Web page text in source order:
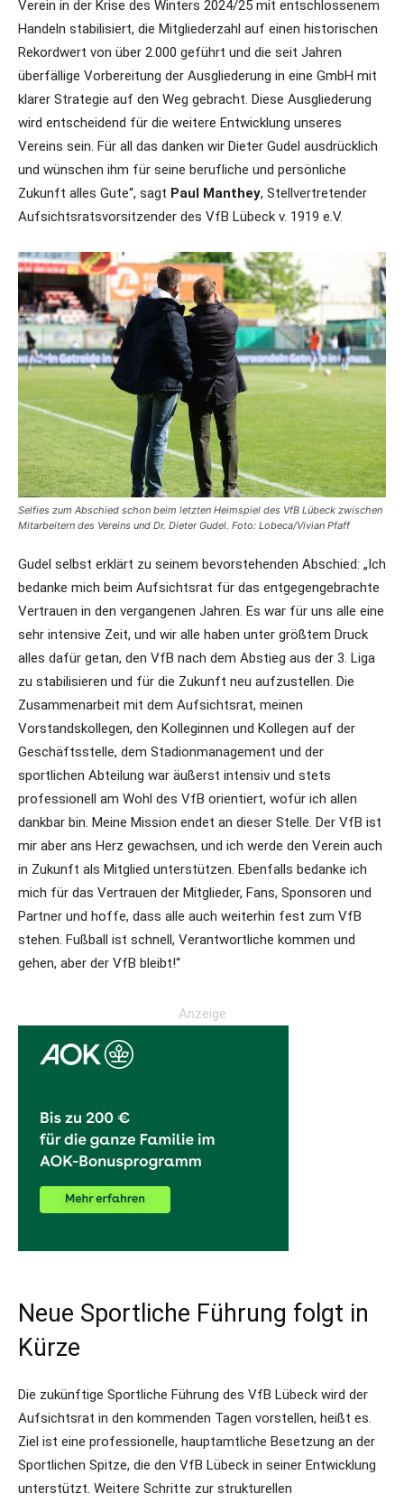
Verein in der Krise des Winters 2024/25 mit entschlossenem
Handeln stabilisiert, die Mitgliederzahl auf einen historischen
Rekordwert von über 2.000 geführt und die seit Jahren
überfällige Vorbereitung der Ausgliederung in eine GmbH mit
klarer Strategie auf den Weg gebracht. Diese Ausgliederung
wird entscheidend für die weitere Entwicklung unseres
Vereins sein. Für all das danken wir Dieter Gudel ausdrücklich
und wünschen ihm für seine berufliche und persönliche
Zukunft alles Gute“, sagt Paul Manthey, Stellvertretender
Aufsichtsratsvorsitzender des VfB Lübeck v. 1919 e.V.
Selfies zum Abschied schon beim letzten Heimspiel des VfB Lübeck zwischen
Mitarbeitern des Vereins und Dr. Dieter Gudel. Foto: Lobeca/Vivian Pfaff
Gudel selbst erklärt zu seinem bevorstehenden Abschied: „Ich
bedanke mich beim Aufsichtsrat für das entgegengebrachte
Vertrauen in den vergangenen Jahren. Es war für uns alle eine
sehr intensive Zeit, und wir alle haben unter größtem Druck
alles dafür getan, den VfB nach dem Abstieg aus der 3. Liga
zu stabilisieren und für die Zukunft neu aufzustellen. Die
Zusammenarbeit mit dem Aufsichtsrat, meinen
Vorstandskollegen, den Kolleginnen und Kollegen auf der
Geschäftsstelle, dem Stadionmanagement und der
sportlichen Abteilung war äußerst intensiv und stets
professionell am Wohl des VfB orientiert, wofür ich allen
dankbar bin. Meine Mission endet an dieser Stelle. Der VfB ist
mir aber ans Herz gewachsen, und ich werde den Verein auch
in Zukunft als Mitglied unterstützen. Ebenfalls bedanke ich
mich für das Vertrauen der Mitglieder, Fans, Sponsoren und
Partner und hoffe, dass alle auch weiterhin fest zum VfB
stehen. Fußball ist schnell, Verantwortliche kommen und
gehen, aber der VfB bleibt!“
Anzeige
Neue Sportliche Führung folgt in
Kürze
Die zukünftige Sportliche Führung des VfB Lübeck wird der
Aufsichtsrat in den kommenden Tagen vorstellen, heißt es.
Ziel ist eine professionelle, hauptamtliche Besetzung an der
Sportlichen Spitze, die den VfB Lübeck in seiner Entwicklung
unterstützt. Weitere Schritte zur strukturellen